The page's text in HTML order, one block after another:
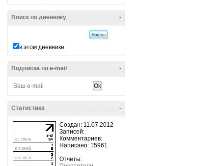
-
Поиск по дневнику
в этом дневнике
-
Подписка по e-mail
-
Статистика
Создан: 11.07.2012
Записей:
Комментариев:
Написано: 15961
Отчеты: